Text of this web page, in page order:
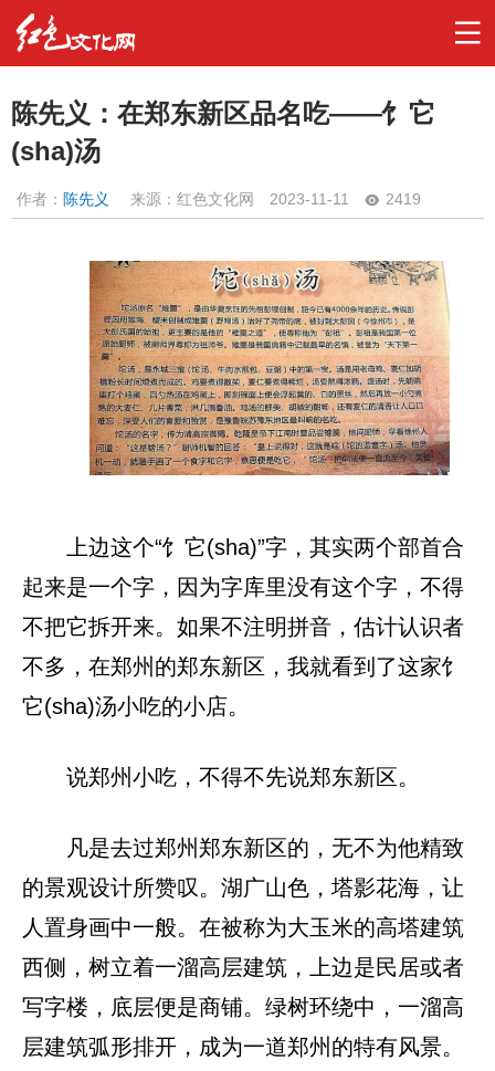
陈先义：在郑东新区品名吃——饣它
(sha)汤
作者： 陈先义 来源：红色文化网 2023-11-11 2419
上边这个“饣它(sha)”字，其实两个部首合
起来是一个字，因为字库里没有这个字，不得
不把它拆开来。如果不注明拼音，估计认识者
不多，在郑州的郑东新区，我就看到了这家饣
它(sha)汤小吃的小店。
说郑州小吃，不得不先说郑东新区。
凡是去过郑州郑东新区的，无不为他精致
的景观设计所赞叹。湖广山色，塔影花海，让
人置身画中一般。在被称为大玉米的高塔建筑
西侧，树立着一溜高层建筑，上边是民居或者
写字楼，底层便是商铺。绿树环绕中，一溜高
层建筑弧形排开，成为一道郑州的特有风景。